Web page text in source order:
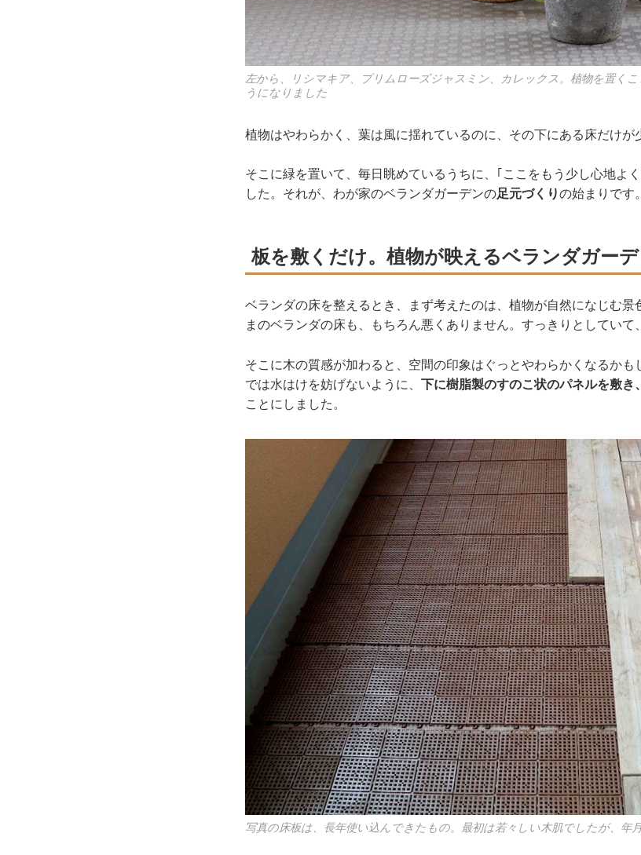
左から、リシマキア、プリムローズジャスミン、カレックス。植物を置く
うになりました
植物はやわらかく、葉は風に揺れているのに、その下にある床だけが
そこに緑を置いて、毎日眺めているうちに、｢ここをもう少し心地よ
した。それが、わが家のベランダガーデンの足元づくりの始まりです。
板を敷くだけ。植物が映えるベランダガー
ベランダの床を整えるとき、まず考えたのは、植物が自然になじむ景
まのベランダの床も、もちろん悪くありません。すっきりとしていて
そこに木の質感が加わると、空間の印象はぐっとやわらかくなるかも
では水はけを妨げないように、 下に樹脂製のすのこ状のパネルを敷き
ことにしました。
写真の床板は、長年使い込んできたもの。最初は若々しい木肌でしたが、年